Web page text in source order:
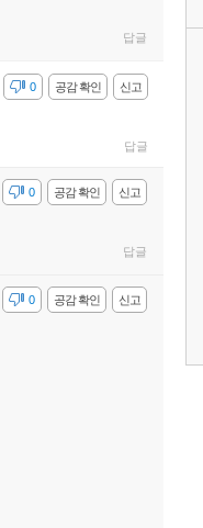
답글
신고
공감 확인
0
답글
신고
공감 확인
0
답글
신고
공감 확인
0